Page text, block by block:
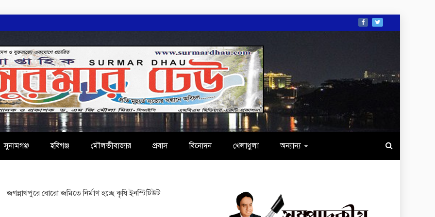
সুনামগঞ্জ হবিগঞ্জ মৌলভীবাজার প্রবাস বিনোদন খেলাধুলা অন্যান্য
জগন্নাথপুরে বোরো জমিতে নির্মাণ হচ্ছে কৃষি ইনস্টিটিউট